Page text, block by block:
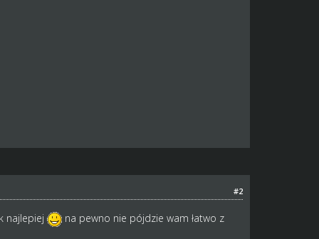
#2
najlepiej na pewno nie pójdzie wam łatwo z